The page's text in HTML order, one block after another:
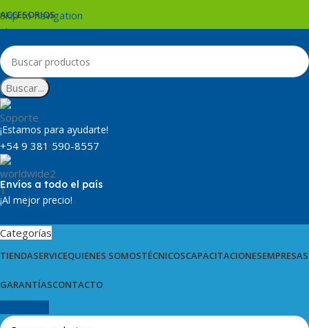
Skip to navigation
Skip to main content
ACCESORIOS
Buscar...
¡Estamos para ayudarte!
+54 9 381 590-8557
Envíos a todo el país
¡Al mejor precio!
Categorías
TIENDASERVICEQUIENES SOMOSTÉCNICOSCAPACITACIONESEMPRESAS
GARANTÍASCONTACTO